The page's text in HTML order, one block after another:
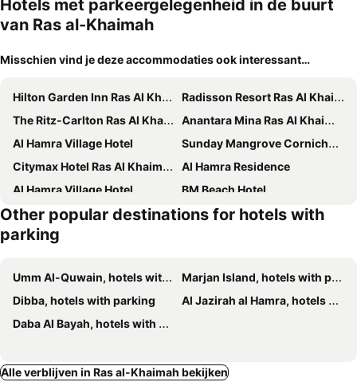
Hotels met parkeergelegenheid in de buurt
van Ras al-Khaimah
Misschien vind je deze accommodaties ook interessant…
Hilton Garden Inn Ras Al Khaimah
Radisson Resort Ras Al Khaimah Marjan Island
The Ritz-Carlton Ras Al Khaimah, Al Wadi Desert
Anantara Mina Ras Al Khaimah Resort
Al Hamra Village Hotel
Sunday Mangrove Corniche Hotel, Ras Al Khaimah
Citymax Hotel Ras Al Khaimah
Al Hamra Residence
Al Hamra Village Hotel
BM Beach Hotel
Alhamra VillageTown House
Ras Al Khaimah Hotel
Hilton Al Hamra Beach & Golf Resort
Camphor Hotel
SO/ Ras Al Khaimah
Action Hotel Ras Al Khaimah
Al Zahra Hotel Apartments Ras Al Khaimah
KAY Homes Villas Ras Al Khaimah
Capital O Mughal Suites
Rotana Ras Al Khaimah - The Mangroves
Other popular destinations for hotels with
parking
Umm Al-Quwain, hotels with parking
Marjan Island, hotels with parking
Dibba, hotels with parking
Al Jazirah al Hamra, hotels with parking
Daba Al Bayah, hotels with parking
Alle verblijven in Ras al-Khaimah bekijken